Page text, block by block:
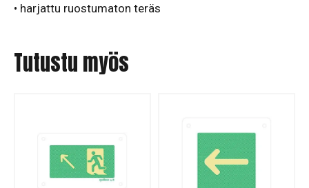
• harjattu ruostumaton teräs
Tutustu myös